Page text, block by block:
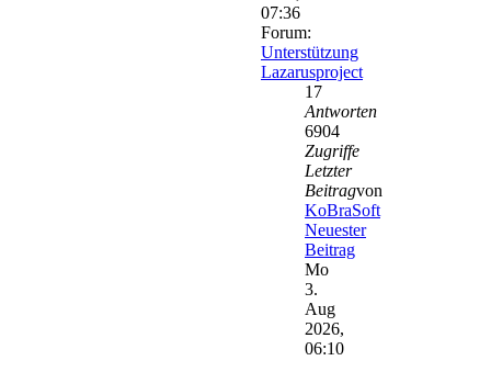
07:36
Forum:
Unterstützung
Lazarusproject
17
Antworten
6904
Zugriffe
Letzter
Beitragvon
KoBraSoft
Neuester
Beitrag
Mo
3.
Aug
2026,
06:10